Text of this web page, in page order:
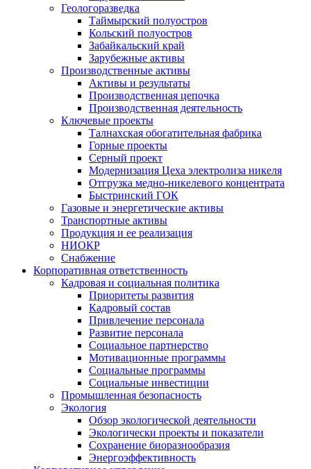
Геологоразведка
Таймырский полуостров
Кольский полуостров
Забайкальский край
Зарубежные активы
Производственные активы
Активы и результаты
Производственная цепочка
Производственная деятельность
Ключевые проекты
Талнахская обогатительная фабрика
Горные проекты
Серный проект
Модернизация Цеха электролиза никеля
Отгрузка медно-никелевого концентрата
Быстринский ГОК
Газовые и энергетические активы
Транспортные активы
Продукция и ее реализация
НИОКР
Снабжение
Корпоративная ответственность
Кадровая и социальная политика
Приоритеты развития
Кадровый состав
Привлечение персонала
Развитие персонала
Социальное партнерство
Мотивационные программы
Социальные программы
Социальные инвестиции
Промышленная безопасность
Экология
Обзор экологической деятельности
Экологически проекты и показатели
Сохранение биоразнообразия
Энергоэффективность